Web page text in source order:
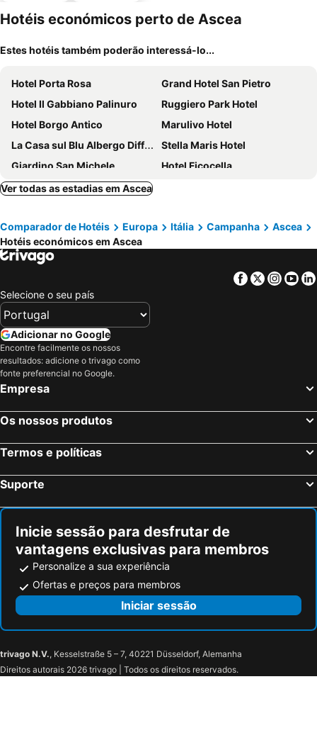
mento
Hotéis económicos perto de Ascea
Estes hotéis também poderão interessá-lo...
Hotel Porta Rosa
Grand Hotel San Pietro
Hotel Il Gabbiano Palinuro
Ruggiero Park Hotel
Hotel Borgo Antico
Marulivo Hotel
La Casa sul Blu Albergo Diffuso
Stella Maris Hotel
Giardino San Michele
Hotel Ficocella
Ver todas as estadias em Ascea
Comparador de Hotéis Europa Itália Campanha
Ascea
Hotéis económicos em Ascea
Facebook
Twitter
Selecione o seu país
Adicionar no Google
Encontre facilmente os nossos
resultados: adicione o trivago como
fonte preferencial no Google.
Empresa
Os nossos produtos
Termos e políticas
Suporte
Inicie sessão para desfrutar de
vantagens exclusivas para membros
Personalize a sua experiência
Ofertas e preços para membros
Iniciar sessão
trivago N.V., Kesselstraße 5 – 7, 40221 Düsseldorf, Alemanha
Direitos autorais 2026 trivago | Todos os direitos reservados.